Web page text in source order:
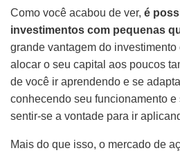
Como você acabou de ver, é
investimentos com pequenas
grande vantagem do investimento
alocar o seu capital aos poucos
de você ir aprendendo e se
conhecendo seu funcionamento
sentir-se a vontade para ir
Mais do que isso, o mercado de